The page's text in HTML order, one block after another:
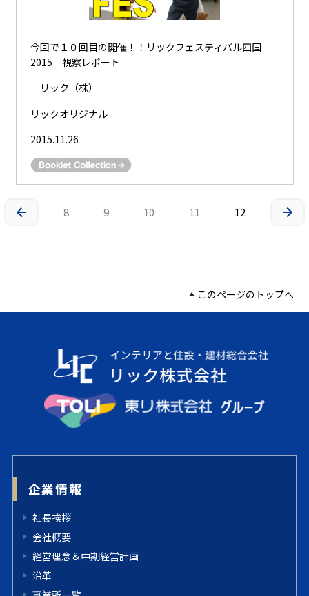
今回で１０回目の開催！！リックフェスティバル四国
2015 視察レポート
リック（株）
リックオリジナル
2015.11.26
8 9 10 11 12
このページのトップへ
企業情報
社長挨拶
会社概要
経営理念＆中期経営計画
沿革